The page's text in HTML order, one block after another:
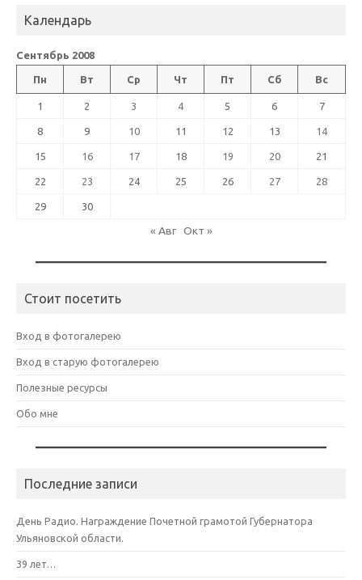
Календарь
Сентябрь 2008
Пн Вт Ср Чт Пт Сб Вс
1 2 3 4 5 6 7
8 9 10 11 12 13 14
15 16 17 18 19 20 21
22 23 24 25 26 27 28
29 30
« Авг Окт »
Стоит посетить
Вход в фотогалерею
Вход в старую фотогалерею
Полезные ресурсы
Обо мне
Последние записи
День Радио. Награждение Почетной грамотой Губернатора
Ульяновской области.
39 лет…